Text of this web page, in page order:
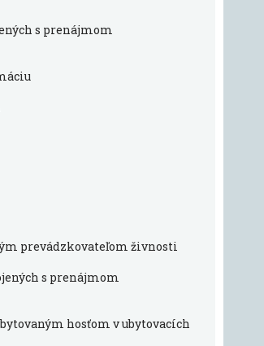
s prenájmom
prevádzkovateľom živnosti
s prenájmom
hosťom v ubytovacích